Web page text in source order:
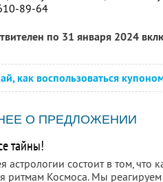
89-64
по 31 января 2024
как воспользоваться
О ПРЕДЛОЖЕНИИ
тайны!
астрологии состоит в том,
ритмам Космоса. Мы